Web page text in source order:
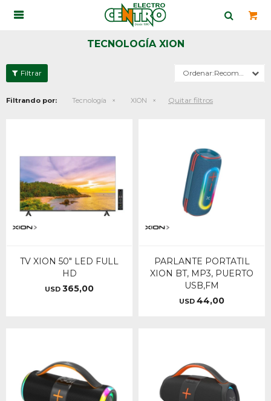

TECNOLOGÍA XION
Recomendados
Filtrando por: Tecnología XION Quitar filtros
TV XION 50" LED FULL
HD
USD 365,00
PARLANTE PORTATIL
XION BT, MP3, PUERTO
USB,FM
USD 44,00